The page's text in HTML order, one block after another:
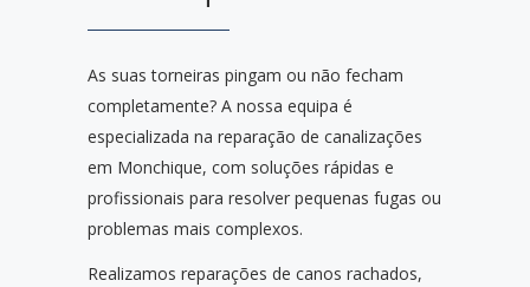
As suas torneiras pingam ou não fecham
completamente? A nossa equipa é
especializada na reparação de canalizações
em Monchique, com soluções rápidas e
profissionais para resolver pequenas fugas ou
problemas mais complexos.
Realizamos reparações de canos rachados,